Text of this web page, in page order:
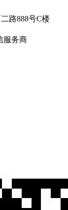
路888号C楼
服务商